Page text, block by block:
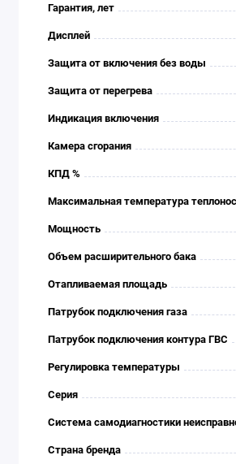
Гарантия, лет
Дисплей
Защита от включения без воды
Защита от перегрева
Индикация включения
Камера сгорания
КПД %
Максимальная температура
Мощность
Объем расширительного бака
Отапливаемая площадь
Патрубок подключения газа
Патрубок подключения контура ГВС
Регулировка температуры
Серия
Система самодиагностики
Страна бренда